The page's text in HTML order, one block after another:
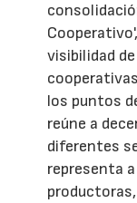
visibilidad
los puntos
reúne a
diferentes
representa